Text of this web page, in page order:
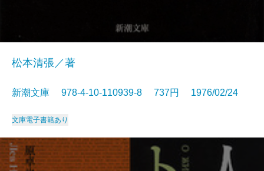
松本清張／著
新潮文庫 978-4-10-110939-8 737円 1976/02/24
文庫電子書籍あり